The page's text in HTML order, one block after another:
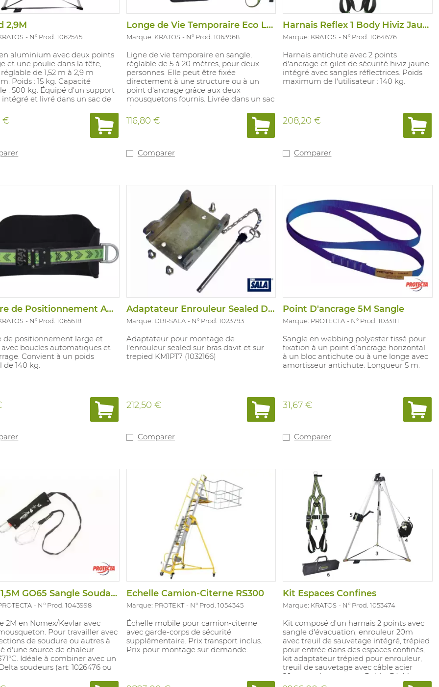
2,9M
N° Prod. 1062545
aluminium avec deux points
et une poulie dans la tête,
de 1,52 m à 2,9 m
Poids : 15 kg. Capacité
: 500 kg. Équipé d'un support
et livré dans un sac de
pratique.
€
Longe de Vie Temporaire Eco Line 20M
Marque: KRATOS N° Prod. 1063968
Ligne de vie temporaire en sangle,
réglable de 5 à 20 mètres, pour deux
personnes. Elle peut être fixée
directement à une structure ou à un
point d'ancrage grâce aux deux
mousquetons fournis. Livrée dans un sac
de transport pratique.
116,80 €
Comparer
Harnais Reflex 1 Body Hiviz Jaune
Marque: KRATOS N° Prod. 1064676
Harnais antichute avec 2 points
d'ancrage et gilet de sécurité hiviz jaune
intégré avec sangles réflectrices. Poids
maximum de l'utilisateur : 140 kg.
208,20 €
Comparer
Ceinture de Positionnement Akros 4
N° Prod. 1065618
de positionnement large et
boucles automatiques et
Convient à un poids
de 140 kg.
Adaptateur Enrouleur Sealed Davit
Marque: DBI-SALA N° Prod. 1023793
Adaptateur pour montage de
l'enrouleur sealed sur bras davit et sur
trepied KM1PT7 (1032166)
212,50 €
Comparer
Point D'ancrage 5M Sangle
Marque: PROTECTA N° Prod. 1033111
Sangle en webbing polyester tissé pour
fixation à un point d’ancrage horizontal
à un bloc antichute ou à une longe avec
amortisseur antichute. Longueur 5 m.
31,67 €
Comparer
Longe 1,5M GO65 Sangle Soudage
N° Prod. 1043998
2M en Nomex/Kevlar avec
Pour travailler avec
de soudure ou autres à
d'une source de chaleur
Idéale à combiner avec un
soudeurs (art: 1026476 ou
Echelle Camion-Citerne RS300
Marque: PROTEKT N° Prod. 1054345
Échelle mobile pour camion-citerne
avec garde-corps de sécurité
supplémentaire. Prix transport inclus.
Prix pour montage sur demande.
Kit Espaces Confines
Marque: KRATOS N° Prod. 1053474
Kit composé d'un harnais 2 points avec
sangle d'évacuation, enrouleur 20m
avec treuil de sauvetage intégré, trépied
pour entrée dans des espaces confinés,
kit adaptateur trépied pour enrouleur,
treuil de sauvetage avec câble acier
20m, sac de transport. Poids : 34,4 kg.